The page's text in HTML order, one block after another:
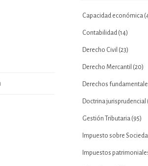
Capacidad económica
Contabilidad(14)
Derecho Civil (23)
Derecho Mercantil (20)
Derechos
Doctrina jurisprudencial
Gestión Tributaria(95)
Impuesto sobre
Impuestos